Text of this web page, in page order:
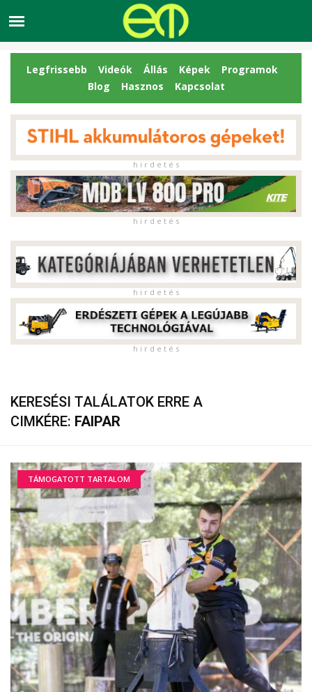
Legfrissebb Videók Állás Képek
Programok
Blog
Hasznos Kapcsolat
h i r d e t é s
h i r d e t é s
h i r d e t é s
h i r d e t é s
KERESÉSI TALÁLATOK ERRE A
CIMKÉRE: FAIPAR
TÁMOGATOTT TARTALOM